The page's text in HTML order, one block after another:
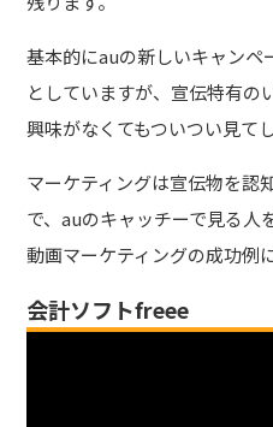
基本的にauの新しいキャンペ
としていますが、宣伝特有の
興味がなくてもついつい見て
マーケティングは宣伝物を認
で、auのキャッチーで見る人
動画マーケティングの成功例
会計ソフトfreee